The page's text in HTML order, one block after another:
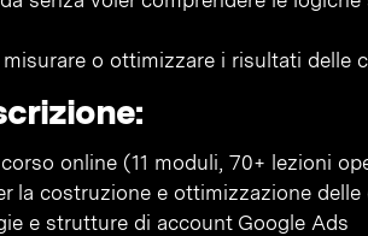
o ottimizzare i risultati delle
online (11 moduli, 70+ lezioni
la costruzione e ottimizzazione delle
e strutture di account Google Ads